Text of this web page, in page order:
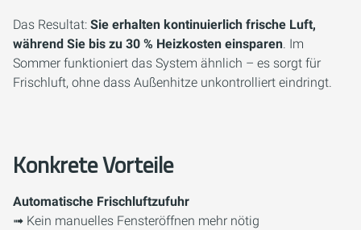
Das Resultat: Sie erhalten kontinuierlich frische Luft,
während Sie bis zu 30 % Heizkosten einsparen. Im
Sommer funktioniert das System ähnlich – es sorgt für
Frischluft, ohne dass Außenhitze unkontrolliert eindringt.
Konkrete Vorteile
Automatische Frischluftzufuhr
➟ Kein manuelles Fensteröffnen mehr nötig